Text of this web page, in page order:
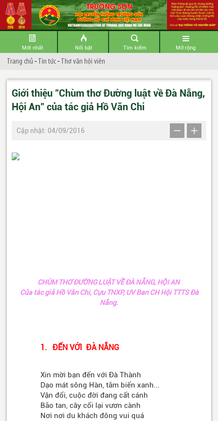
Mới nhất Nổi bật Tìm kiếm Mở rộng
Trang chủ -Tin tức-Thơ văn hội viên
Giới thiệu "Chùm thơ Đường luật về Đà Nẵng,
Hội An" của tác giả Hồ Văn Chi
Cập nhật: 04/09/2016
CHÙM THƠ ĐƯỜNG LUẬT VỀ ĐÀ NẴNG, HỘI AN
Của tác giả Hồ Văn Chi, Cựu TNXP, UV Ban CH Hội TTTS Đà
Nẵng.
1. ĐẾN VỚI ĐÀ NẴNG
Xin mời bạn đến với Đà Thành
Dạo mát sông Hàn, tắm biển xanh...
Vận đổi, cuộc đời đang cất cánh
Bão tan, cây cối lại vươn cành
Nơi nơi du khách đông vui quá